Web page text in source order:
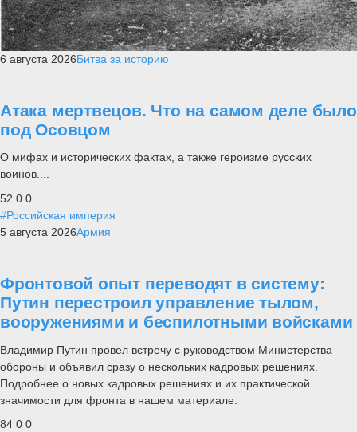
6 августа 2026Битва за историю
Атака мертвецов. Что на самом деле было
под Осовцом
О мифах и исторических фактах, а также героизме русских
воинов....
52 0 0
#Российская империя
5 августа 2026Армия
Фронтовой опыт переводят в систему:
Путин перестроил управление тылом,
вооружениями и беспилотными войсками
Владимир Путин провел встречу с руководством Министерства
обороны и объявил сразу о нескольких кадровых решениях.
Подробнее о новых кадровых решениях и их практической
значимости для фронта в нашем материале.
84 0 0